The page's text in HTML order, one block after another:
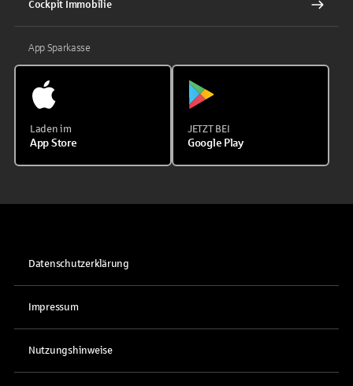
Cockpit Immobilie
App Sparkasse
Laden im
App Store
JETZT BEI
Google Play
Datenschutzerklärung
Impressum
Nutzungshinweise